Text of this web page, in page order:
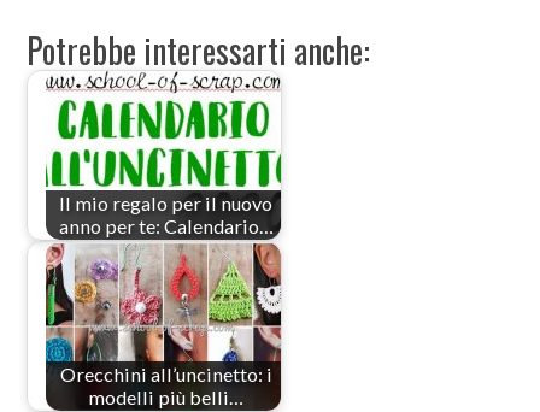
Potrebbe interessarti anche:
Il mio regalo per il nuovo
anno per te: Calendario…
Orecchini all’uncinetto: i
modelli più belli…